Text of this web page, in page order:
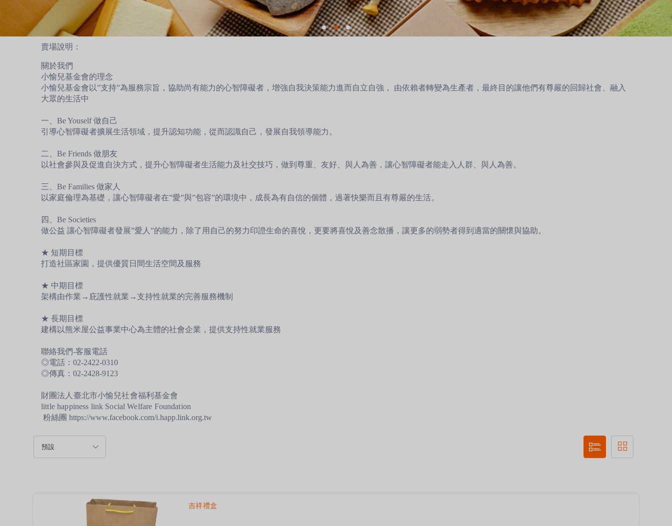
賣場說明：
關於我們
小愉兒基金會的理念
小愉兒基金會以”支持”為服務宗旨，協助尚有能力的心智障礙者，增強自我決策能力進而自立自強， 由依賴者轉變為生產者，最終目的讓他們有尊嚴的回歸社會、融入
大眾的生活中
一、Be Youself 做自己
引導心智障礙者擴展生活領域，提升認知功能，從而認識自己，發展自我領導能力。
二、Be Friends 做朋友
以社會參與及促進自決方式，提升心智障礙者生活能力及社交技巧，做到尊重、友好、與人為善，讓心智障礙者能走入人群、與人為善。
三、Be Families 做家人
以家庭倫理為基礎，讓心智障礙者在”愛”與”包容”的環境中，成長為有自信的個體，過著快樂而且有尊嚴的生活。
四、Be Societies
做公益 讓心智障礙者發展”愛人”的能力，除了用自己的努力印證生命的喜悅，更要將喜悅及善念散播，讓更多的弱勢者得到適當的關懷與協助。
★ 短期目標
打造社區家園，提供優質日間生活空間及服務
★ 中期目標
架構由作業→庇護性就業→支持性就業的完善服務機制
★ 長期目標
建構以熊米屋公益事業中心為主體的社會企業，提供支持性就業服務
聯絡我們-客服電話
◎電話：02-2422-0310
◎傳真：02-2428-9123
財團法人臺北市小愉兒社會福利基金會
little happiness link Social Welfare Foundation
粉絲團 https://www.facebook.com/i.happ.link.org.tw
吉祥禮盒